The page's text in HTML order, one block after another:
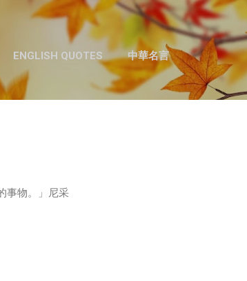
跳至主要內容
ENGLISH QUOTES 中華名言
事物。」尼采